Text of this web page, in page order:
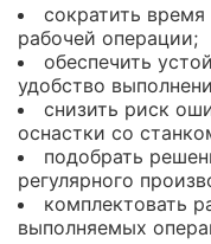
сократить
рабочей операции;
обеспечить
удобство
снизить риск
оснастки со
подобрать
регулярного
комплектовать
выполняемых